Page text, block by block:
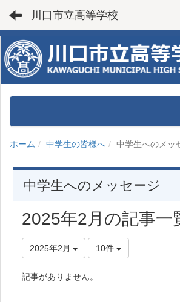
川口市立高等学校
ホーム 中学生の皆様へ 中学生へのメッ
中学生へのメッセージ
2025年2月の記事一
2025年2月 10件
記事がありません。